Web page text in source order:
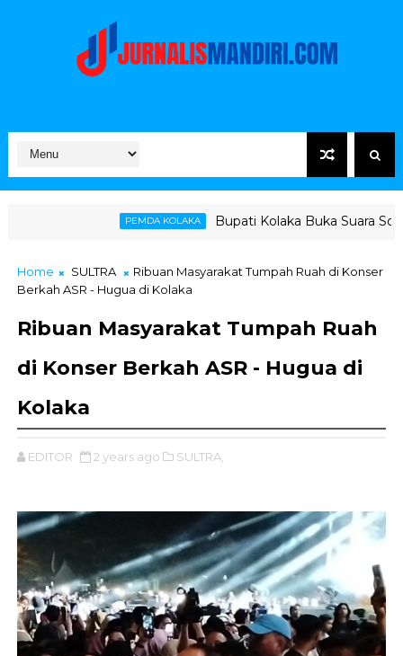
Bupati Kolaka Buka Suara Soal Ketegangan
Home SULTRA
Ribuan Masyarakat Tumpah Ruah di Konser
Berkah ASR - Hugua di Kolaka
Ribuan Masyarakat Tumpah Ruah
di Konser Berkah ASR - Hugua di
Kolaka
EDITOR 2 years ago SULTRA,